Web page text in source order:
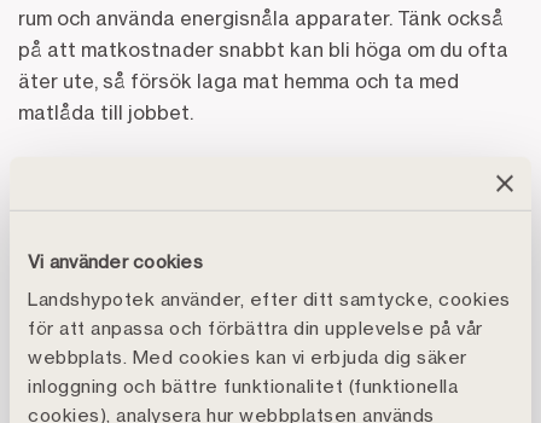
Vi använder cookies
Landshypotek använder, efter ditt samtycke, cookies
för att anpassa och förbättra din upplevelse på vår
webbplats. Med cookies kan vi erbjuda dig säker
inloggning och bättre funktionalitet (funktionella
cookies), analysera hur webbplatsen används
rum och använda energisnåla apparater. Tänk också
på att matkostnader snabbt kan bli höga om du ofta
äter ute, så försök laga mat hemma och ta med
matlåda till jobbet.
att kunna hantera oförutsedda utgifter, som
bilreparationer eller om exempelvis kylskåpet går
sönder. En buffert ger dig ekonomisk trygghet och
minskar stressen vid oväntade utgifter.
En bra tumregel är att ha runt 2-3 månadslöner